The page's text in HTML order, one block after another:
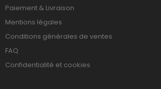
Paiement & Livraison
Mentions légales
Conditions générales de ventes
FAQ
Confidentialité et cookies